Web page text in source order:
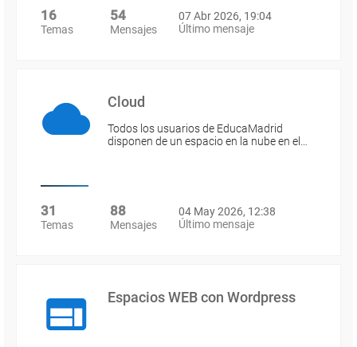
16
Temas
54
Mensajes
07 Abr 2026, 19:04
Último mensaje
Cloud
Todos los usuarios de EducaMadrid
disponen de un espacio en la nube en el…
31
Temas
88
Mensajes
04 May 2026, 12:38
Último mensaje
Espacios WEB con Wordpress